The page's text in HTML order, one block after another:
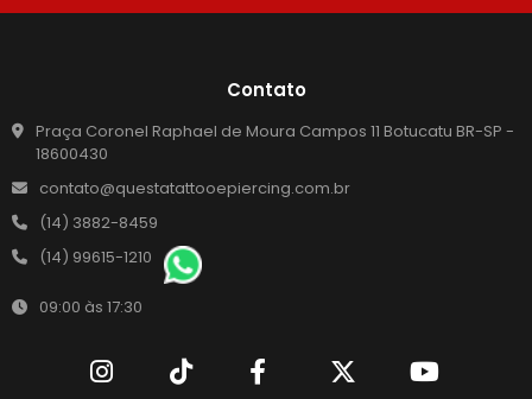
Contato
Praça Coronel Raphael de Moura Campos 11 Botucatu BR-SP -
18600430
contato@questatattooepiercing.com.br
(14) 3882-8459
(14) 99615-1210
09:00 às 17:30